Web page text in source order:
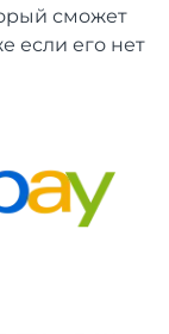
сможет
если его нет